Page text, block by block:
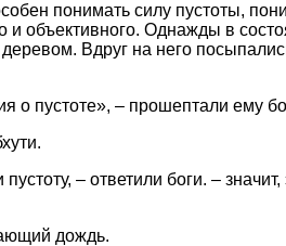
понимать силу пустоты,
и объективного. Однажды в
Вдруг на него
о пустоте», – прошептали ему
– ответили боги. – значит,
дождь.